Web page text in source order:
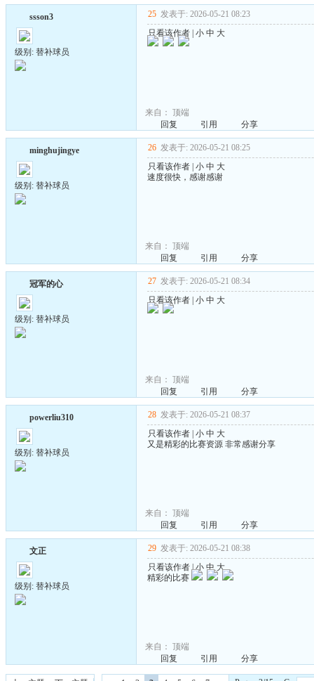
ssson3
级别: 替补球员
25 发表于: 2026-05-21 08:23
只看该作者 小 中 大
来自： 顶端
回复
引用 分享
minghujingye
级别: 替补球员
26 发表于: 2026-05-21 08:25
只看该作者 小 中 大
速度很快，感谢感谢
来自： 顶端
回复
引用 分享
冠军的心
级别: 替补球员
27 发表于: 2026-05-21 08:34
只看该作者 小 中 大
来自： 顶端
回复
引用 分享
powerliu310
级别: 替补球员
28 发表于: 2026-05-21 08:37
只看该作者 小 中 大
又是精彩的比赛资源 非常感谢分享
来自： 顶端
回复
引用 分享
文正
级别: 替补球员
29 发表于: 2026-05-21 08:38
只看该作者|小 中 大
精彩的比赛
来自： 顶端
回复
引用 分享